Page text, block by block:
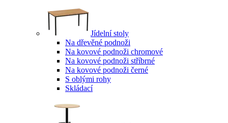
Jídelní stoly
Na dřevěné podnoži
Na kovové podnoži chromové
Na kovové podnoži stříbrné
Na kovové podnoži černé
S oblými rohy
Skládací